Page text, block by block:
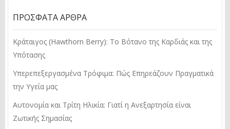
ΠΡΌΣΦΑΤΑ ΆΡΘΡΑ
Κράταιγος (Hawthorn Berry): Το Βότανο της Καρδιάς και της
Υπότασης
Υπερεπεξεργασμένα Τρόφιμα: Πώς Επηρεάζουν Πραγματικά
την Υγεία μας
Αυτονομία και Τρίτη Ηλικία: Γιατί η Ανεξαρτησία είναι
Ζωτικής Σημασίας